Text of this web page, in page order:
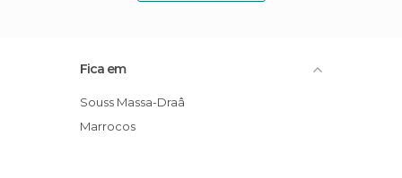
Fica em
Souss Massa-Draâ
Marrocos